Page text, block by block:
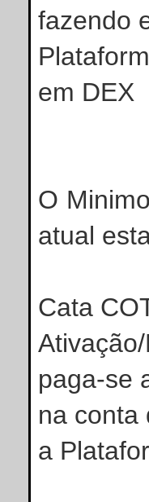
fazendo
em DEX
O
atual
Cata
paga-se
na conta
a